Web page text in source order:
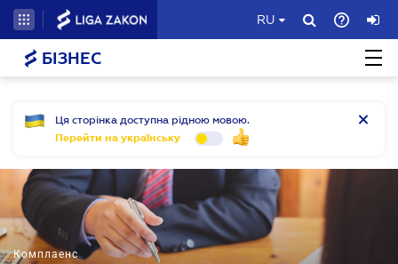
RU
БІЗНЕС
Ця сторінка доступна рідною мовою.
Перейти на українську
Комплаенс